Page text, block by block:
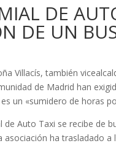
DE
DE UN
Villacís, también
de Madrid han
un «sumidero de horas
Auto Taxi se recibe de
asociación ha trasladado